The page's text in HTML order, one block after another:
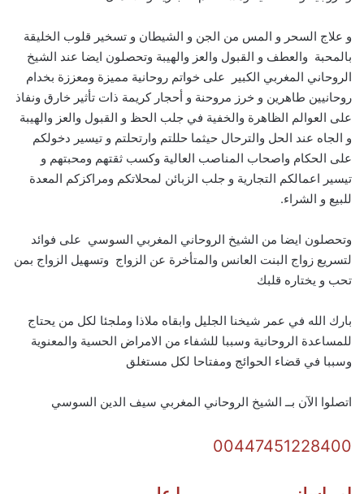
و علاج السحر و المس من الجن و الشيطان و تسخير قلوب الخليقة
بالمحبة والعطف و القبول والعز والهيبة وتحصلون ايضا عند الشيخ
الروحاني المغربي الكبير على خواتم روحانية مميزة ومعززة بخدام
روحانيين طاهرين و خرز مروحنة و أحجار كريمة ذات تأثير خارق ونفاذ
على العوالم الظاهرة والخفية في جلب الحظ و القبول والعز والهيبة
و الجاه عند الحل والترحال حيثما حللتم وارتحلتم و تيسير دخولكم
على الحكام واصحاب المناصب العالية وكسب ثقتهم ومحبتهم و
تيسير اعمالكم التجارية و جلب الزبائن لمحلاتكم ومراكزكم المعدة
للبيع و الشراء.
وتحصلون ايضا من الشيخ الروحاني المغربي السوسي على فوائد
لتسريع زواج البنت العانس والمتأخرة عن الزواج وتسهيل الزواج بمن
تحب و يختاره قلبك
بارك الله في عمر شيخنا الجليل وابقاه ملاذا وملجئا لكل من يحتاج
للمساعدة الروحانية وسببا للشفاء من الامراض الحسية والمعنوية
وسببا في قضاء الحوائج ومفتاحا لكل مستغلق
اتصلوا الآن بــ الشيخ الروحاني المغربي سيف الدين السوسي
00447451228400